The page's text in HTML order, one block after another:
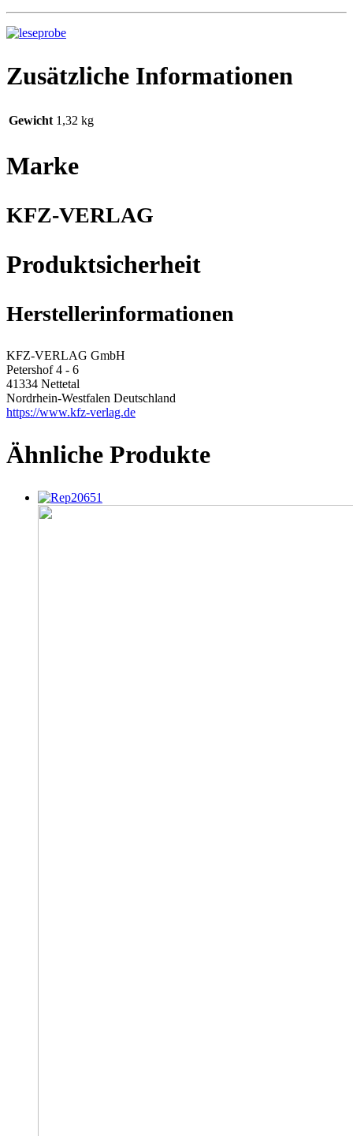
Zusätzliche Informationen
Gewicht 1,32 kg
Marke
KFZ-VERLAG
Produktsicherheit
Herstellerinformationen
KFZ-VERLAG GmbH
Petershof 4 - 6
41334 Nettetal
Nordrhein-Westfalen Deutschland
https://www.kfz-verlag.de
Ähnliche Produkte